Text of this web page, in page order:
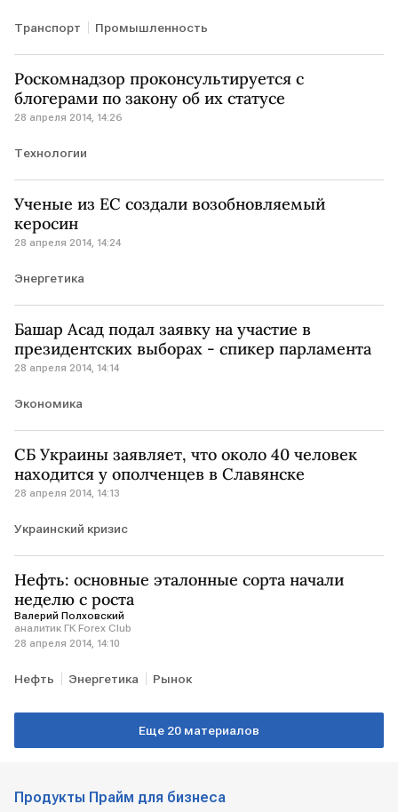
Транспорт Промышленность
Роскомнадзор проконсультируется с
блогерами по закону об их статусе
28 апреля 2014, 14:26
Технологии
Ученые из ЕС создали возобновляемый
керосин
28 апреля 2014, 14:24
Энергетика
Башар Асад подал заявку на участие в
президентских выборах - спикер парламента
28 апреля 2014, 14:14
Экономика
СБ Украины заявляет, что около 40 человек
находится у ополченцев в Славянске
28 апреля 2014, 14:13
Украинский кризис
Нефть: основные эталонные сорта начали
неделю с роста
Валерий Полховский
аналитик ГК Forex Club
28 апреля 2014, 14:10
Нефть Энергетика Рынок
Еще 20 материалов
Продукты Прайм для бизнеса